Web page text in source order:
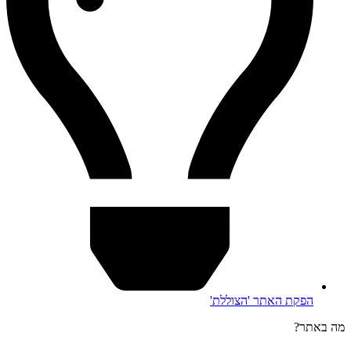
הפקת האתר 'הצוללת'
מה באתר?